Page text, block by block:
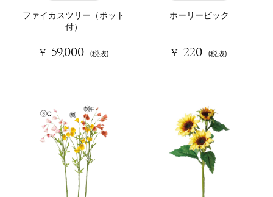
ファイカスツリー（ポット
付）
¥ 59,000 (税抜)
ホーリーピック
¥ 220 (税抜)